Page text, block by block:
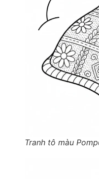
Tranh tô màu